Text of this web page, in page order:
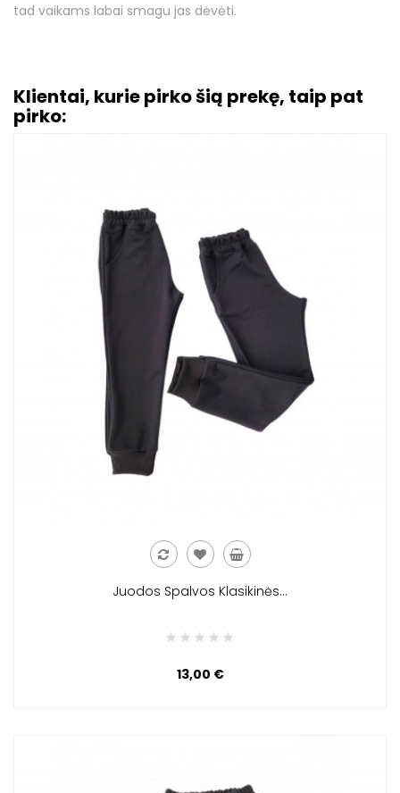
tad vaikams labai smagu jas dėvėti.
Klientai, kurie pirko šią prekę, taip pat
pirko:
Juodos Spalvos Klasikinės...
13,00 €